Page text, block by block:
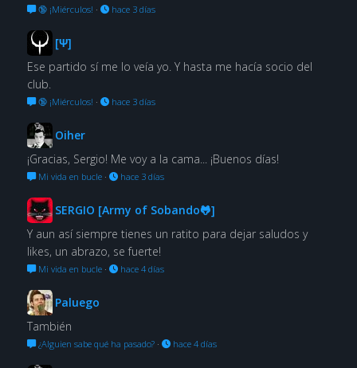
🔞 ¡Miérculos! · hace 3 días
[Ψ]
Ese partido sí me lo veía yo. Y hasta me hacía socio del
club.
🔞 ¡Miérculos! · hace 3 días
Oiher
¡Gracias, Sergio! Me voy a la cama... ¡Buenos días!
Mi vida en bucle· hace 3 días
SERGIO [Army of Sobando🐸]
Y aun así siempre tienes un ratito para dejar saludos y
likes, un abrazo, se fuerte!
Mi vida en bucle· hace 4 días
Paluego
También
¿Alguien sabe qué ha pasado?· hace 4 días